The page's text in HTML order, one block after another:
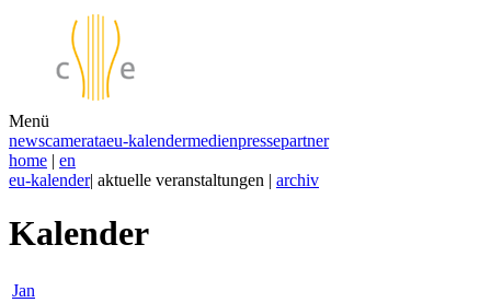
Menü
newscamerataeu-kalendermedienpressepartner
home | en
eu-kalender| aktuelle veranstaltungen | archiv
Kalender
Jan